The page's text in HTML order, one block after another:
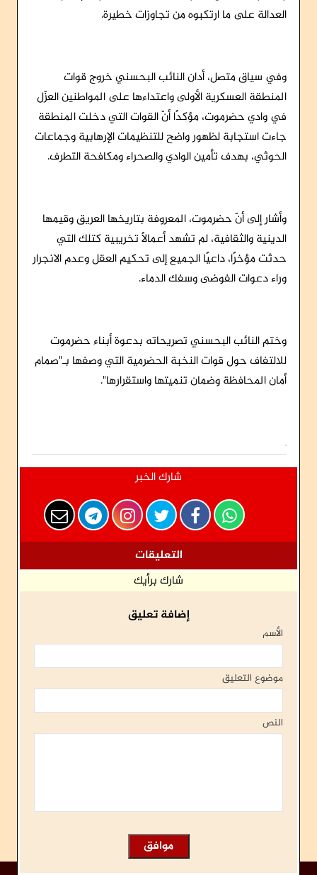
العدالة على ما ارتكبوه من تجاوزات خطيرة.
وفي سياق متصل، أدان النائب البحسني خروج قوات
المنطقة العسكرية الأولى واعتداءها على المواطنين العزّل
في وادي حضرموت، مؤكدًا أنّ القوات التي دخلت المنطقة
جاءت استجابة لظهور واضح للتنظيمات الإرهابية وجماعات
الحوثي، بهدف تأمين الوادي والصحراء ومكافحة التطرف.
وأشار إلى أنّ حضرموت، المعروفة بتاريخها العريق وقيمها
الدينية والثقافية، لم تشهد أعمالًا تخريبية كتلك التي
حدثت مؤخرًا، داعيًا الجميع إلى تحكيم العقل وعدم الانجرار
وراء دعوات الفوضى وسفك الدماء.
وختم النائب البحسني تصريحاته بدعوة أبناء حضرموت
للالتفاف حول قوات النخبة الحضرمية التي وصفها بـ"صمام
أمان المحافظة وضمان تنميتها واستقرارها".
شارك الخبر
التعليقات
شارك برأيك
إضافة تعليق
الأسم
موضوع التعليق
النص